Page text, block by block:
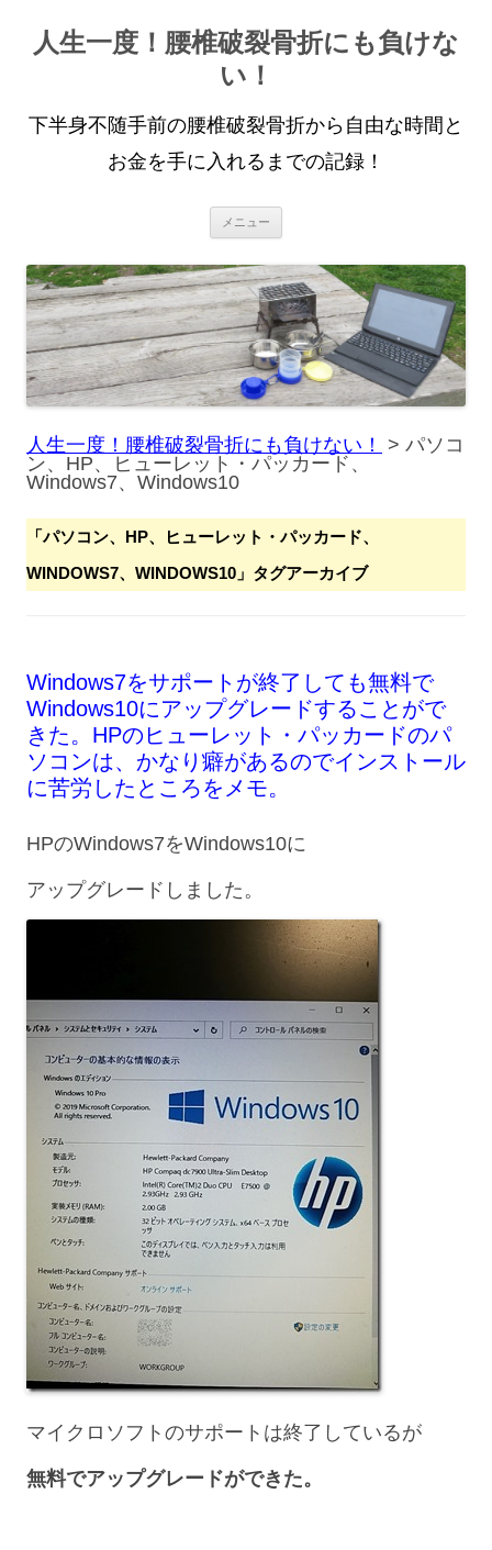
人生一度！腰椎破裂骨折にも負けな
い！
下半身不随手前の腰椎破裂骨折から自由な時間と
お金を手に入れるまでの記録！
メニュー
ン
ツ
へ
ス
キ
ッ
プ
人生一度！腰椎破裂骨折にも負けない！ > パソコ
ン、HP、ヒューレット・パッカード、
Windows7、Windows10
「パソコン、HP、ヒューレット・パッカード、
WINDOWS7、WINDOWS10 」タグアーカイブ
Windows7をサポートが終了しても無料で
Windows10にアップグレードすることがで
きた。HPのヒューレット・パッカードのパ
ソコンは、かなり癖があるのでインストール
に苦労したところをメモ。
HPのWindows7をWindows10に
アップグレードしました。
マイクロソフトのサポートは終了しているが
無料でアップグレードができた。